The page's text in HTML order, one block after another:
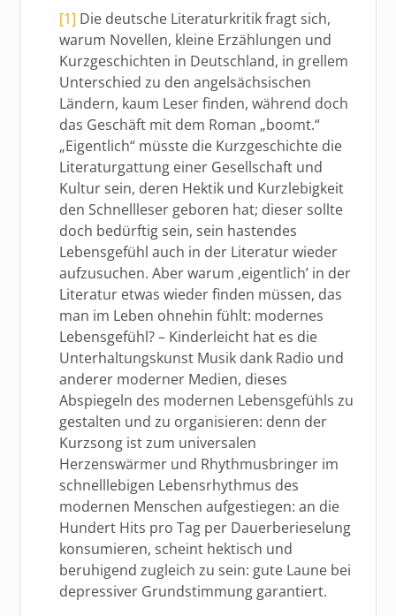
[1] Die deutsche Literaturkritik fragt sich,
warum Novellen, kleine Erzählungen und
Kurzgeschichten in Deutschland, in grellem
Unterschied zu den angelsächsischen
Ländern, kaum Leser finden, während doch
das Geschäft mit dem Roman „boomt.“
„Eigentlich“ müsste die Kurzgeschichte die
Literaturgattung einer Gesellschaft und
Kultur sein, deren Hektik und Kurzlebigkeit
den Schnellleser geboren hat; dieser sollte
doch bedürftig sein, sein hastendes
Lebensgefühl auch in der Literatur wieder
aufzusuchen. Aber warum ‚eigentlich’ in der
Literatur etwas wieder finden müssen, das
man im Leben ohnehin fühlt: modernes
Lebensgefühl? – Kinderleicht hat es die
Unterhaltungskunst Musik dank Radio und
anderer moderner Medien, dieses
Abspiegeln des modernen Lebensgefühls zu
gestalten und zu organisieren: denn der
Kurzsong ist zum universalen
Herzenswärmer und Rhythmusbringer im
schnelllebigen Lebensrhythmus des
modernen Menschen aufgestiegen: an die
Hundert Hits pro Tag per Dauerberieselung
konsumieren, scheint hektisch und
beruhigend zugleich zu sein: gute Laune bei
depressiver Grundstimmung garantiert.